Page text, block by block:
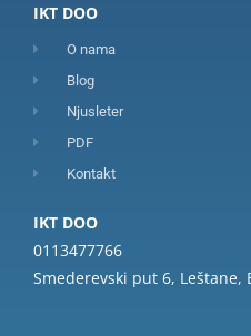
IKT DOO
O nama
Blog
Njusleter
PDF
Kontakt
IKT DOO
0113477766
Smederevski put 6, Leštane,